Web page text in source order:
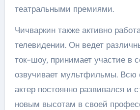
театральными премиями.
Чичваркин также активно
телевидении. Он ведет
ток-шоу, принимает участие в
озвучивает мультфильмы. Всю
актер постоянно развивался и
новым высотам в своей